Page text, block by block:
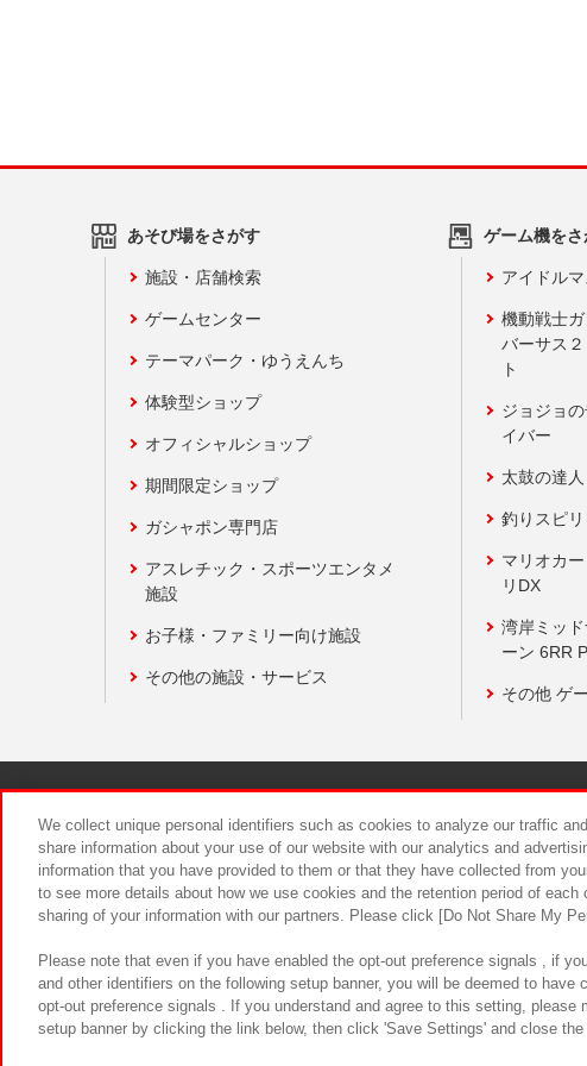
あそび場をさがす
施設・店舗検索
ゲームセンター
テーマパーク・ゆうえんち
体験型ショップ
オフィシャルショップ
期間限定ショップ
ガシャポン専門店
アスレチック・スポーツエンタメ
施設
お子様・ファミリー向け施設
その他の施設・サービス
ゲーム機をさ
アイドル
機動戦士
バーサス
ト
ジョジョ
イバー
太鼓の達人
釣りスピ
マリオカ
リDX
湾岸ミッ
ーン 6RR
その他 ゲ
食品のご提供につ
We collect unique personal identifiers such as cookies to analyze our traffic
share information about your use of our website with our analytics and
information that you have provided to them or that they have collected from
to see more details about how we use cookies and the retention period of
sharing of your information with our partners. Please click [Do Not Share My
Please note that even if you have enabled the opt-out preference signals , if
and other identifiers on the following setup banner, you will be deemed to have
opt-out preference signals . If you understand and agree to this setting, please
setup banner by clicking the link below, then click 'Save Settings' and close the